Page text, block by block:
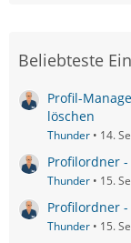
Beliebteste
Profil-
löschen
Thunder 14.
Profilordner
Thunder 15.
Profilordner
Thunder 15.